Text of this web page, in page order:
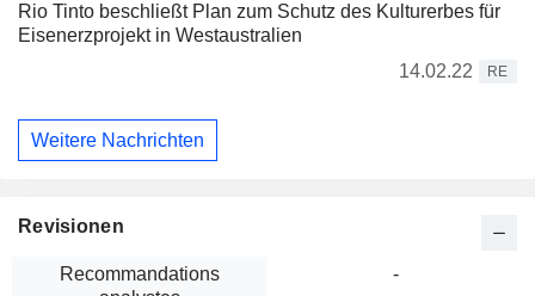
Rio Tinto beschließt Plan zum Schutz des Kulturerbes für
Eisenerzprojekt in Westaustralien
14.02.22
RE
Weitere Nachrichten
Revisionen
Recommandations
-